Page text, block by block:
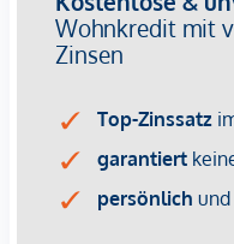
3% Kundenprovision
Bei diesem Angebot
Vorsorgewohnung, die
Der angegebene
20% USt. Diese Daten